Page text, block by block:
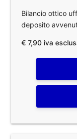
Bilancio ottico
deposito
€ 7,90 iva